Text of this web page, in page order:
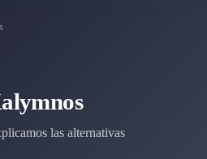
las alternativas